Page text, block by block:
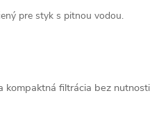
pre styk s pitnou vodou.
kompaktná filtrácia bez nutnosti